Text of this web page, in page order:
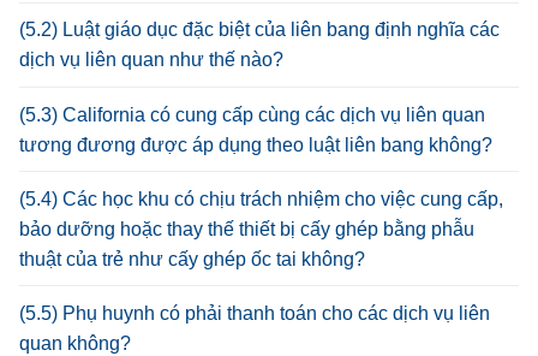
(5.2) Luật giáo dục đặc biệt của liên bang định nghĩa các
dịch vụ liên quan như thế nào?
(5.3) California có cung cấp cùng các dịch vụ liên quan
tương đương được áp dụng theo luật liên bang không?
(5.4) Các học khu có chịu trách nhiệm cho việc cung cấp,
bảo dưỡng hoặc thay thế thiết bị cấy ghép bằng phẫu
thuật của trẻ như cấy ghép ốc tai không?
(5.5) Phụ huynh có phải thanh toán cho các dịch vụ liên
quan không?